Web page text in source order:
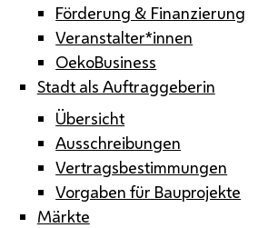
Förderung & Finanzierung
Veranstalter*innen
OekoBusiness
Stadt als Auftraggeberin
Übersicht
Ausschreibungen
Vertragsbestimmungen
Vorgaben für Bauprojekte
Märkte